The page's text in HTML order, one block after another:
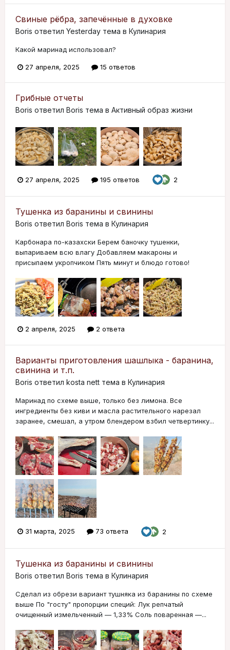
Свиные рёбра, запечённые в духовке
Boris ответил Yesterday тема в Кулинария
Какой маринад использовал?
27 апреля, 2025 15 ответов
Грибные отчеты
Boris ответил Boris тема в Активный образ жизни
27 апреля, 2025 195 ответов 2
Тушенка из баранины и свинины
Boris ответил Boris тема в Кулинария
Карбонара по-казахски Берем баночку тушенки,
выпариваем всю влагу Добавляем макароны и
присыпаем укропчиком Пять минут и блюдо готово!
2 апреля, 2025 2 ответа
Варианты приготовления шашлыка - баранина,
свинина и т.п.
Boris ответил kosta nett тема в Кулинария
Маринад по схеме выше, только без лимона. Все
ингредиенты без киви и масла растительного нарезал
заранее, смешал, а утром блендером взбил четвертинку...
31 марта, 2025 73 ответа 2
Тушенка из баранины и свинины
Boris ответил Boris тема в Кулинария
Сделал из обрези вариант тушняка из баранины по схеме
выше По "госту" пропорции специй: Лук репчатый
очищенный измельченный — 1,33% Соль поваренная —...